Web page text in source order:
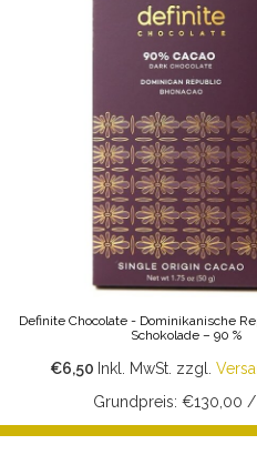
Definite Chocolate - Dominikanische
Schokolade – 90 %
€6,50 Inkl. MwSt. zzgl.
Grundpreis: €130,00